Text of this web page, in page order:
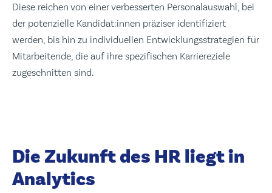
Diese reichen von einer verbesserten Personalauswahl, bei
der potenzielle Kandidat:innen präziser identifiziert
werden, bis hin zu individuellen Entwicklungsstrategien für
Mitarbeitende, die auf ihre spezifischen Karriereziele
zugeschnitten sind.
Die Zukunft des HR liegt in
Analytics